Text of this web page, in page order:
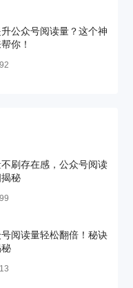
公众号阅读量？这个神
你！
刷存在感，公众号阅读
秘
阅读量轻松翻倍！秘诀